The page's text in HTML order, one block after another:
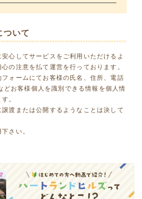
ついて
心してサービスをご利用いただけるよ
の注意を払て運営を行っております。
ォームにてお客様の氏名、住所、電話
お客様個人を識別できる情報を個人情
。
渡または公開するようなことは決して
さい。